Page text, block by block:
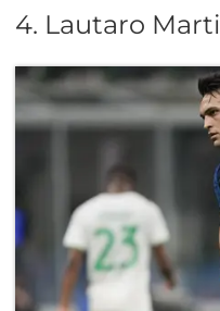
4. Lautaro